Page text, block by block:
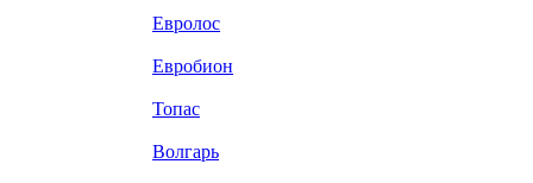
Евролос
Евробион
Топас
Волгарь